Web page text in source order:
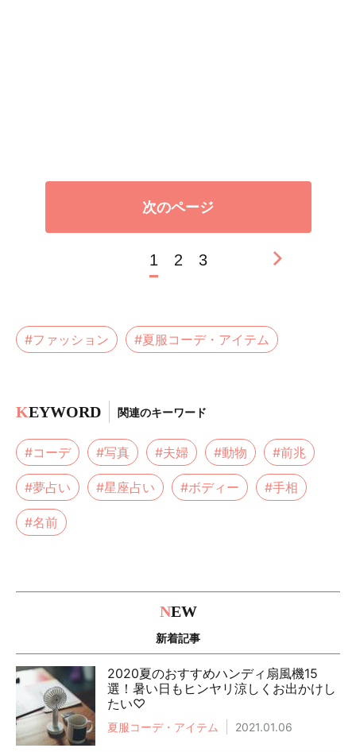
次のページ
1 2 3
#ファッション #夏服コーデ・アイテム
KEYWORD 関連のキーワード
#コーデ #写真 #夫婦 #動物 #前兆
#夢占い #星座占い #ボディー #手相
#名前
NEW
新着記事
2020夏のおすすめハンディ扇風機15
選！暑い日もヒンヤリ涼しくお出かけし
たい♡
夏服コーデ・アイテム 2021.01.06